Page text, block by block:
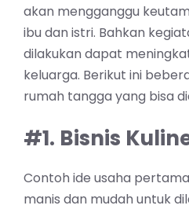
akan mengganggu
ibu dan istri. Bahkan
dilakukan dapat
keluarga. Berikut ini
rumah tangga yang bisa
#1. Bisnis
Contoh ide usaha
manis dan mudah untuk